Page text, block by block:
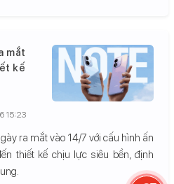
mắt
kế
ra mắt vào 14/7 với cấu hình ấn
thiết kế chịu lực siêu bền, định
15:23